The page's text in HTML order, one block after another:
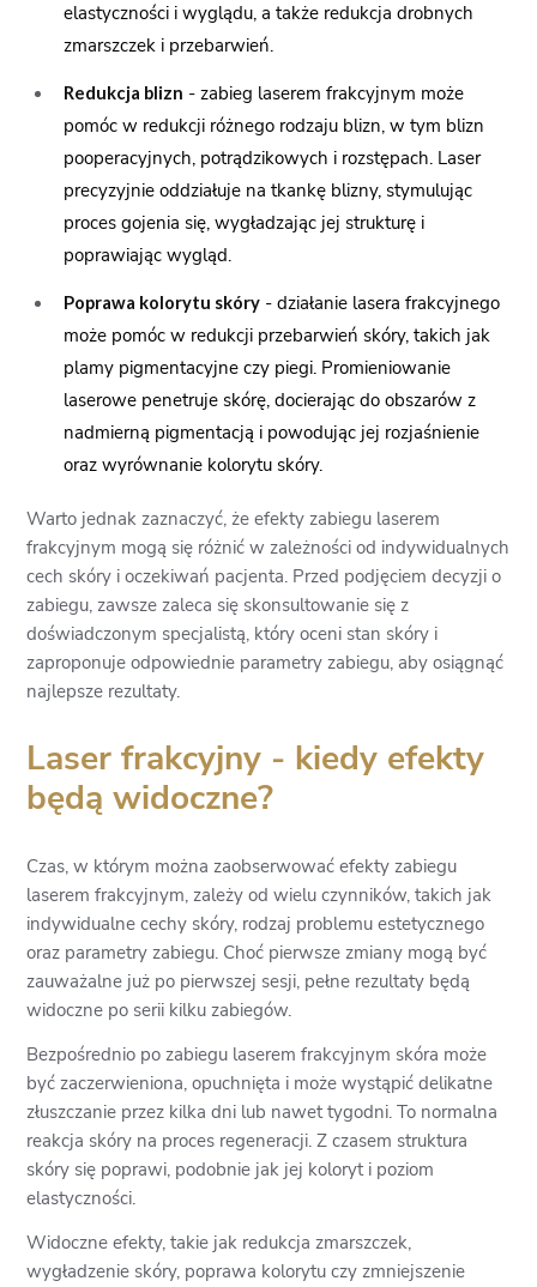
elastyczności i wyglądu, a także redukcja drobnych
zmarszczek i przebarwień.
Redukcja blizn - zabieg laserem frakcyjnym może
pomóc w redukcji różnego rodzaju blizn, w tym blizn
pooperacyjnych, potrądzikowych i rozstępach. Laser
precyzyjnie oddziałuje na tkankę blizny, stymulując
proces gojenia się, wygładzając jej strukturę i
poprawiając wygląd.
Poprawa kolorytu skóry- działanie lasera frakcyjnego
może pomóc w redukcji przebarwień skóry, takich jak
plamy pigmentacyjne czy piegi. Promieniowanie
laserowe penetruje skórę, docierając do obszarów z
nadmierną pigmentacją i powodując jej rozjaśnienie
oraz wyrównanie kolorytu skóry.
Warto jednak zaznaczyć, że efekty zabiegu laserem
frakcyjnym mogą się różnić w zależności od indywidualnych
cech skóry i oczekiwań pacjenta. Przed podjęciem decyzji o
zabiegu, zawsze zaleca się skonsultowanie się z
doświadczonym specjalistą, który oceni stan skóry i
zaproponuje odpowiednie parametry zabiegu, aby osiągnąć
najlepsze rezultaty.
Laser frakcyjny - kiedy efekty
będą widoczne?
Czas, w którym można zaobserwować efekty zabiegu
laserem frakcyjnym, zależy od wielu czynników, takich jak
indywidualne cechy skóry, rodzaj problemu estetycznego
oraz parametry zabiegu. Choć pierwsze zmiany mogą być
zauważalne już po pierwszej sesji, pełne rezultaty będą
widoczne po serii kilku zabiegów.
Bezpośrednio po zabiegu laserem frakcyjnym skóra może
być zaczerwieniona, opuchnięta i może wystąpić delikatne
złuszczanie przez kilka dni lub nawet tygodni. To normalna
reakcja skóry na proces regeneracji. Z czasem struktura
skóry się poprawi, podobnie jak jej koloryt i poziom
elastyczności.
Widoczne efekty, takie jak redukcja zmarszczek,
wygładzenie skóry, poprawa kolorytu czy zmniejszenie